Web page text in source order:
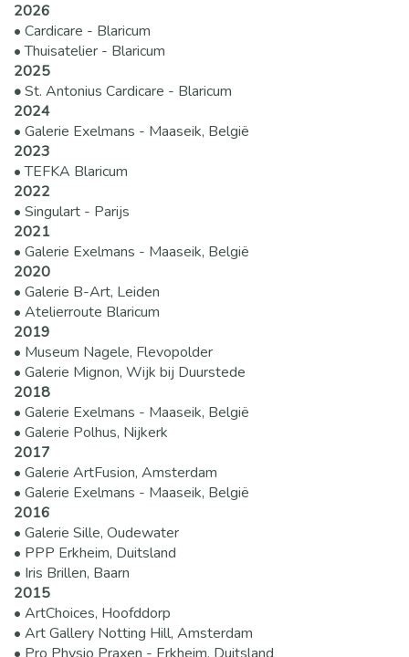
2026
• Cardicare - Blaricum
• Thuisatelier - Blaricum
2025
•St. Antonius Cardicare - Blaricum
2024
• Galerie Exelmans - Maaseik, België
2023
• TEFKA Blaricum
2022
• Singulart - Parijs
2021
• Galerie Exelmans - Maaseik, België
2020
• Galerie B-Art, Leiden
• Atelierroute Blaricum
2019
• Museum Nagele, Flevopolder
• Galerie Mignon, Wijk bij Duurstede
2018
• Galerie Exelmans - Maaseik, België
• Galerie Polhus, Nijkerk
2017
• Galerie ArtFusion, Amsterdam
• Galerie Exelmans - Maaseik, België
2016
• Galerie Sille, Oudewater
• PPP Erkheim, Duitsland
• Iris Brillen, Baarn
2015
• ArtChoices, Hoofddorp
• Art Gallery Notting Hill, Amsterdam